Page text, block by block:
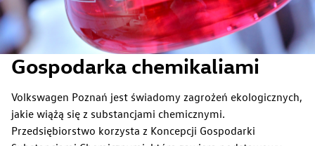
Gospodarka chemikaliami
Volkswagen Poznań jest świadomy zagrożeń ekologicznych,
jakie wiążą się z substancjami chemicznymi.
Przedsiębiorstwo korzysta z Koncepcji Gospodarki